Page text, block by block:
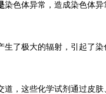
染色体异常，造成染色体异
了极大的辐射，引起了染
道，这些化学试剂通过皮